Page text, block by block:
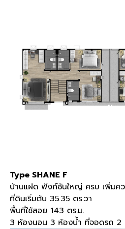
Type SHANE F
บ้านแฝด ฟังก์ชันใหญ่ ครบ เพิ่มค
ที่ดินเริ่มต้น 35.35 ตร.วา
พื้นที่ใช้สอย 143 ตร.ม.
3 ห้องนอน 3 ห้องน้ำ ที่จอดรถ 2